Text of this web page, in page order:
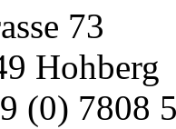
73
Hohberg
(0) 7808